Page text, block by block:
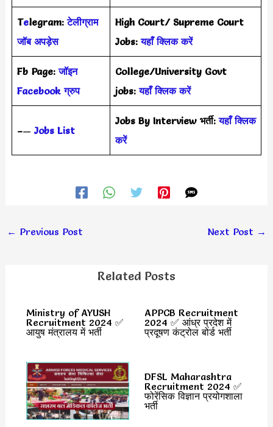
Telegram: टेलीग्राम
जॉब अपड़ेस
High Court/ Supreme Court
Jobs:यहाँ क्लिक करें
Fb Page:जॉइन
Facebook ग्रुप
College/University Govt
jobs:यहाँ क्लिक करें
–— Jobs List
Jobs By Interview भर्ती:यहाँ क्लिक
करें
← Previous Post Next Post →
Related Posts
Ministry of AYUSH
Recruitment 2024 ✅
आयुष मंत्रालय में भर्ती
APPCB Recruitment
2024 ✅ आंध्र प्रदेश में
प्रदूषण कंट्रोल बोर्ड भर्ती
DFSL Maharashtra
Recruitment 2024 ✅
फोरेंसिक विज्ञान प्रयोगशाला
भर्ती